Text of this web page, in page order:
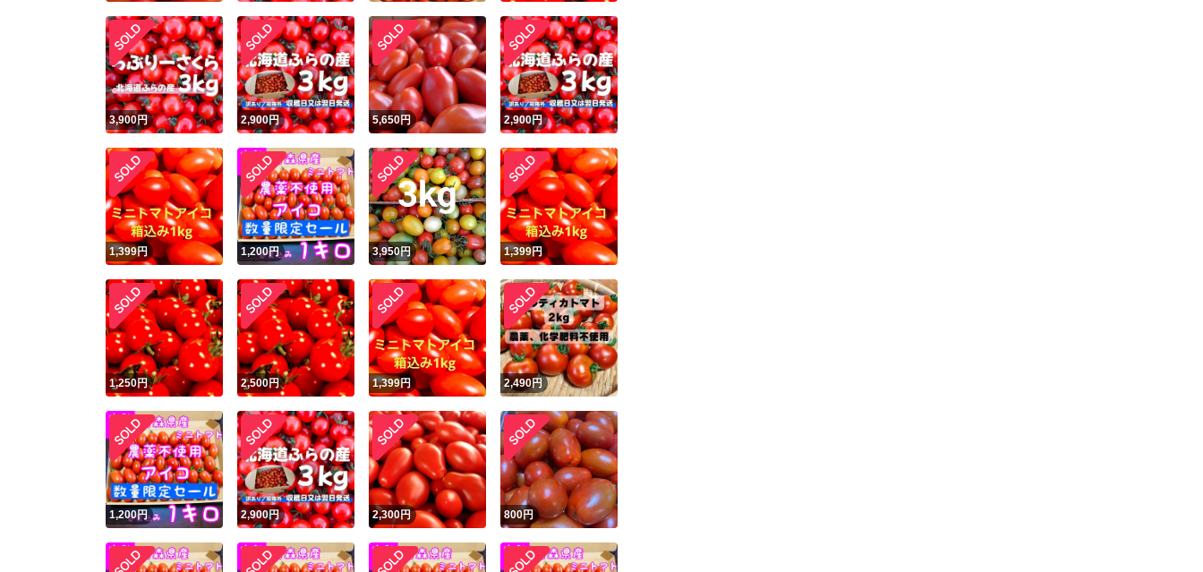
スピード発送 このユーザーは高頻度で24時間以内に発送しています
安心発送 このユーザーは設定した発送日数内に発送しています
3,900円 2,900円 5,650円 2,900円
1,399円 1,200円 3,950円 1,399円
1,250円 2,500円 1,399円 2,490円
1,200円 2,900円 2,300円 800円